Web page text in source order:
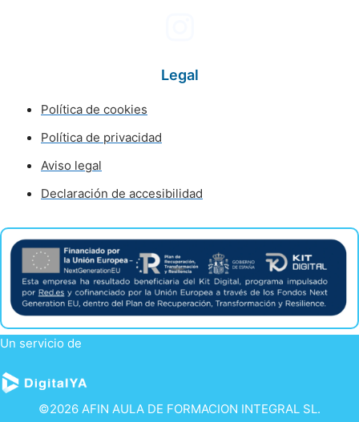
Legal
Política de cookies
Política de privacidad
Aviso legal
Declaración de accesibilidad
Un servicio de
©2026 AFIN AULA DE FORMACION INTEGRAL SL.